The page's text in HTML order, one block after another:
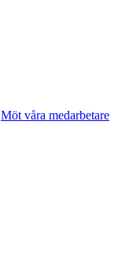
Möt våra medarbetare